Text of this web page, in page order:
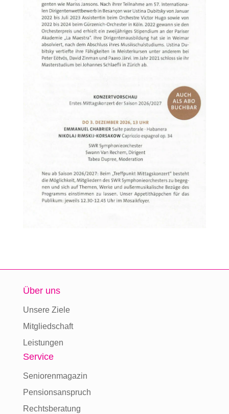
Über uns
Unsere Ziele
Mitgliedschaft
Leistungen
Service
Seniorenmagazin
Pensionsanspruch
Rechtsberatung